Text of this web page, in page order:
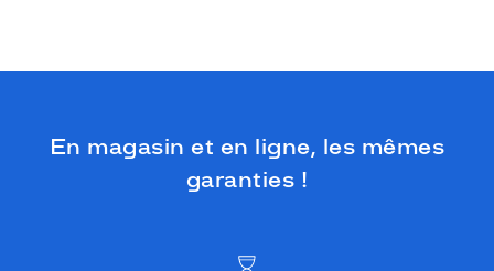
En magasin et en ligne, les mêmes
garanties !